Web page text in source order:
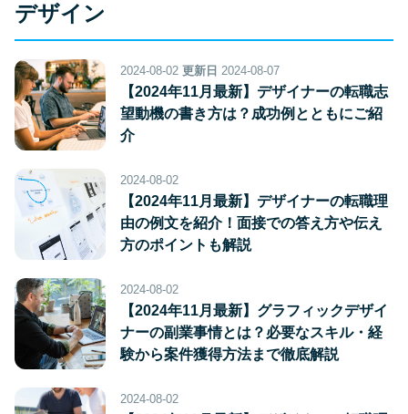
デザイン
2024-08-02 更新日 2024-08-07
【2024年11月最新】デザイナーの転職志
望動機の書き方は？成功例とともにご紹
介
2024-08-02
【2024年11月最新】デザイナーの転職理
由の例文を紹介！面接での答え方や伝え
方のポイントも解説
2024-08-02
【2024年11月最新】グラフィックデザイ
ナーの副業事情とは？必要なスキル・経
験から案件獲得方法まで徹底解説
2024-08-02